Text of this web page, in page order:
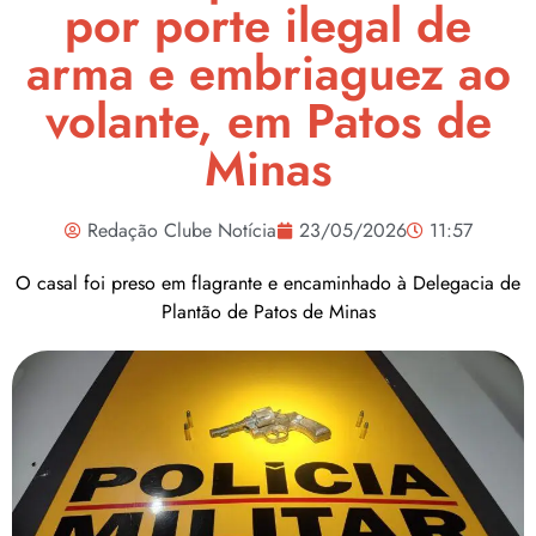
por porte ilegal de
arma e embriaguez ao
volante, em Patos de
Minas
Redação Clube Notícia 23/05/2026
11:57
O casal foi preso em flagrante e encaminhado à Delegacia de
Plantão de Patos de Minas